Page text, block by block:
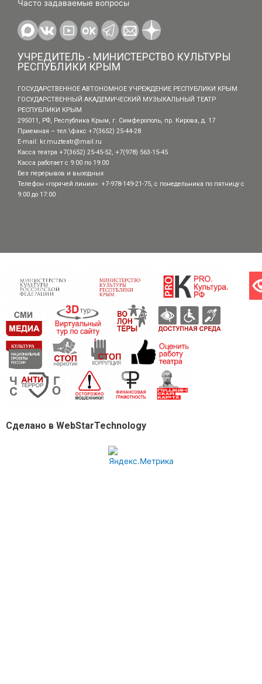
Часто задаваемые вопросы
УЧРЕДИТЕЛЬ - МИНИСТЕРСТВО КУЛЬТУРЫ
РЕСПУБЛИКИ КРЫМ
ГОСУДАРСТВЕННОЕ АВТОНОМНОЕ УЧРЕЖДЕНИЕ РЕСПУБЛИКИ КРЫМ
ГОСУДАРСТВЕННЫЙ АКАДЕМИЧЕСКИЙ МУЗЫКАЛЬНЫЙ ТЕАТР
РЕСПУБЛИКИ КРЫМ
295011, РФ, Республика Крым, г. Симферополь, пр. Кирова, д. 17
Приемная – тел.\факс +7(3652) 25-44-28
E-mail: kr.muzteatr@mail.ru
Касса театра +7(3652) 25-45-52, +7(978) 563-15-45
Касса работает с 9:00 по 19:00
Без перерывов и выходных
Телефон «горячей линии»: +7-978-149-21-75, с понедельника по пятницу с
9:00 до 17:00
Сделано в WebStarTechnology